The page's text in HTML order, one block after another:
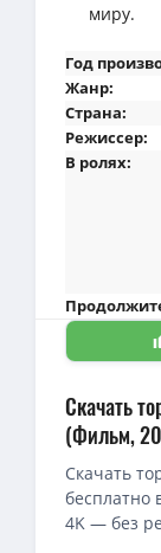
миру.
Год
Жанр:
Страна:
Режиссер:
В ролях:
Скачать
(Фильм,
Скачать
бесплатно
4K — без